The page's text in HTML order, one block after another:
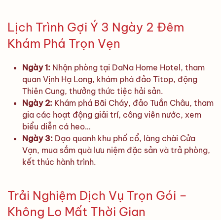
Lịch Trình Gợi Ý 3 Ngày 2 Đêm
Khám Phá Trọn Vẹn
Ngày 1: Nhận phòng tại DaNa Home Hotel, tham
quan Vịnh Hạ Long, khám phá đảo Titop, động
Thiên Cung, thưởng thức tiệc hải sản.
Ngày 2: Khám phá Bãi Cháy, đảo Tuần Châu, tham
gia các hoạt động giải trí, công viên nước, xem
biểu diễn cá heo…
Ngày 3: Dạo quanh khu phố cổ, làng chài Cửa
Vạn, mua sắm quà lưu niệm đặc sản và trả phòng,
kết thúc hành trình.
Trải Nghiệm Dịch Vụ Trọn Gói –
Không Lo Mất Thời Gian